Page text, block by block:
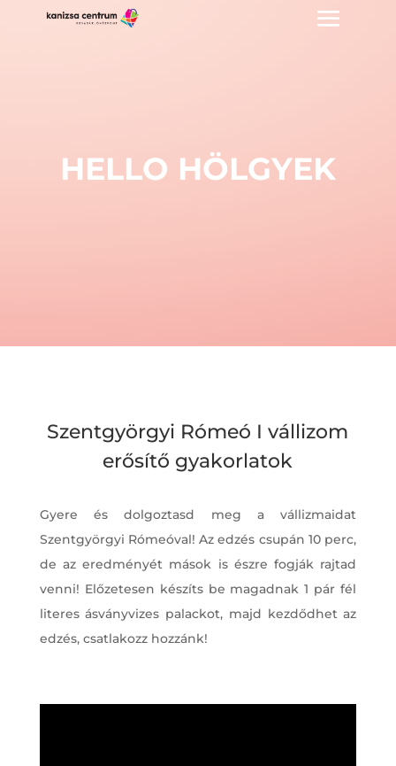
HELLO HÖLGYEK
Szentgyörgyi Rómeó I vállizom
erősítő gyakorlatok
Gyere és dolgoztasd meg a vállizmaidat
Szentgyörgyi Rómeóval! Az edzés csupán 10 perc,
de az eredményét mások is észre fogják rajtad
venni! Előzetesen készíts be magadnak 1 pár fél
literes ásványvizes palackot, majd kezdődhet az
edzés, csatlakozz hozzánk!